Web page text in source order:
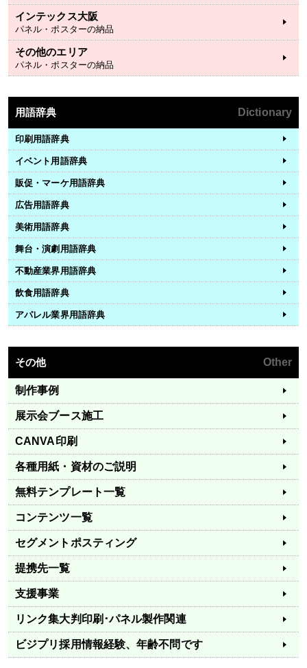
インテックス大阪
パネル・ポスターの納品
その他のエリア
パネル・ポスターの納品
用語辞典 Dictionary
印刷用語辞典
イベント用語辞典
販促・マーケ用語辞典
広告用語辞典
美術用語辞典
舞台・演劇用語辞典
不動産業界用語辞典
飲食用語辞典
アパレル業界用語辞典
その他 Other
制作事例
展示会ブース施工
CANVA印刷
各種用紙・資材のご説明
無料テンプレート一覧
コンテンツ一覧
セグメントポスティング
提携先一覧
支援事業
リンク集大判印刷･パネル製作関連
ビジプリ採用情報経験、年齢不問です